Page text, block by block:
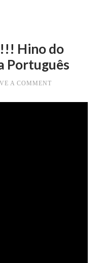
Hino do
Português
A COMMENT